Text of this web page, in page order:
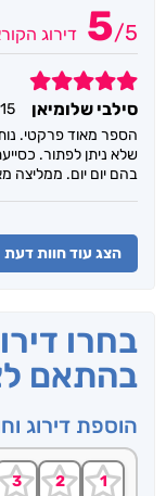
5/5 דירוג
5
סילבי שלומיאן
15 ביוני 2022
הספר מאוד פרקטי.
שלא ניתן לפתור.
בהם יום יום. ממליצה
הצג עוד חוות דעת
בחרו
בהתאם
הוספת דירוג